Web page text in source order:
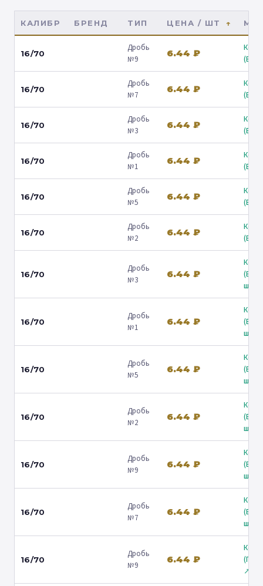
КАЛИБР БРЕНД ТИП ЦЕНА / ШТ
16/70
Дробь
№9
6.44 ₽
16/70
Дробь
№7
6.44 ₽
16/70
Дробь
№3
6.44 ₽
16/70
Дробь
№1
6.44 ₽
16/70
Дробь
№5
6.44 ₽
16/70
Дробь
№2
6.44 ₽
16/70
Дробь
№3
6.44 ₽
ш.) ↗
16/70
Дробь
№1
6.44 ₽
ш.) ↗
16/70
Дробь
№5
6.44 ₽
ш.) ↗
16/70
Дробь
№2
6.44 ₽
ш.) ↗
16/70
Дробь
№9
6.44 ₽
ш.) ↗
16/70
Дробь
№7
6.44 ₽
ш.) ↗
16/70
Дробь
№9
6.44 ₽
↗